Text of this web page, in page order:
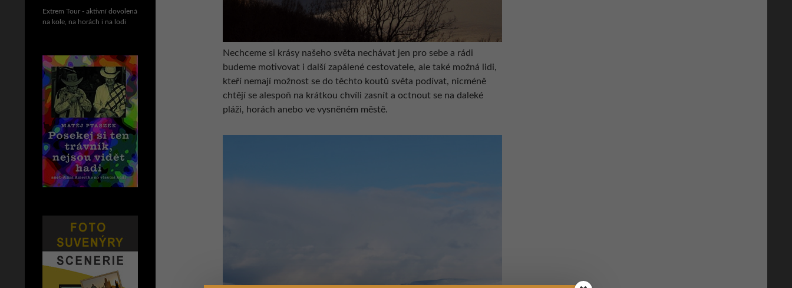
Nechceme si krásy našeho světa nechávat jen pro sebe a rádi
budeme motivovat i další zapálené cestovatele, ale také možná lidi,
kteří nemají možnost se do těchto koutů světa podívat, nicméně
chtějí se alespoň na krátkou chvíli zasnít a octnout se na daleké
pláži, horách anebo ve vysněném městě.
Extrem Tour - aktivní dovolená
na kole, na horách i na lodi